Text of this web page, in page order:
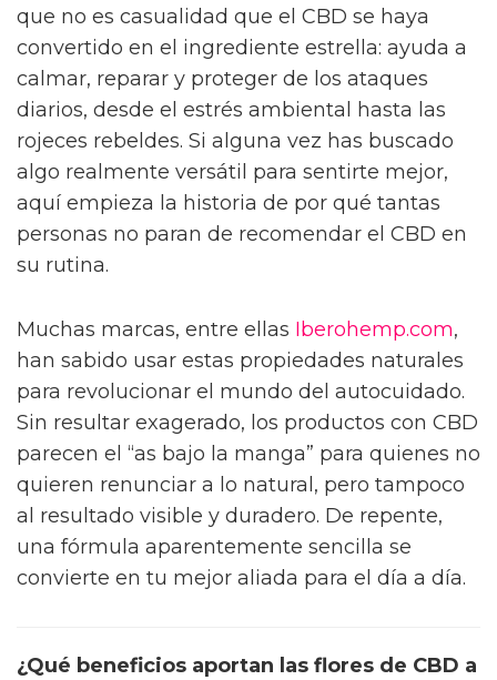
que no es casualidad que el CBD se haya
convertido en el ingrediente estrella: ayuda a
calmar, reparar y proteger de los ataques
diarios, desde el estrés ambiental hasta las
rojeces rebeldes. Si alguna vez has buscado
algo realmente versátil para sentirte mejor,
aquí empieza la historia de por qué tantas
personas no paran de recomendar el CBD en
su rutina.
Muchas marcas, entre ellas Iberohemp.com,
han sabido usar estas propiedades naturales
para revolucionar el mundo del autocuidado.
Sin resultar exagerado, los productos con CBD
parecen el “as bajo la manga” para quienes no
quieren renunciar a lo natural, pero tampoco
al resultado visible y duradero. De repente,
una fórmula aparentemente sencilla se
convierte en tu mejor aliada para el día a día.
¿Qué beneficios aportan las flores de CBD a